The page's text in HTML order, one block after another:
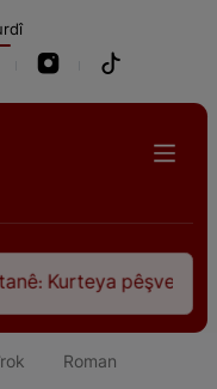
dirokî û civakî-siyasî
Roman